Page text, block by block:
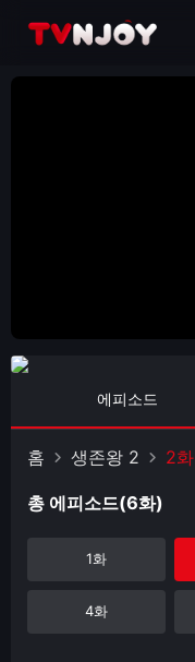
에피소드
홈 생존왕 2 2화
총 에피소드(6화)
1화
4화